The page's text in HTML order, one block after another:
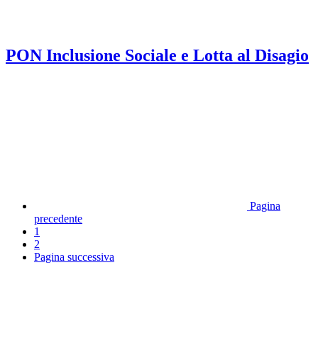
PON Inclusione Sociale e Lotta al Disagio
Pagina
precedente
1
2
Pagina successiva